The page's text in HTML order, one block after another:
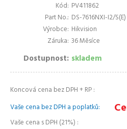
Kód PV411862
Part No. DS-7616NXI-I2/S(E)
Výrobce Hikvision
Záruka 36 Měsíce
Dostupnost skladem
Koncová cena bez DPH + RP
Vaše cena bez DPH a poplatků
Vaše cena s DPH (21%)